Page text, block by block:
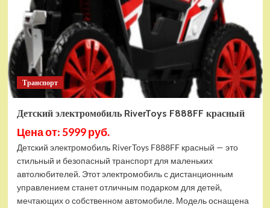
Транспорт
Детский электромобиль RiverToys F888FF красный
Цена от: 5999 руб.
Детский электромобиль RiverToys F888FF красный — это
стильный и безопасный транспорт для маленьких
автолюбителей. Этот электромобиль с дистанционным
управлением станет отличным подарком для детей,
мечтающих о собственном автомобиле. Модель оснащена